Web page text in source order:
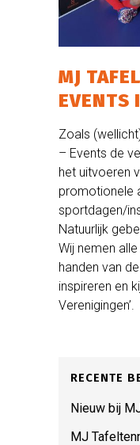
MJ
EVENTS
Zoals
– Events de
het uitvoeren
promotionele
sportdagen/
Natuurlijk
Wij nemen
handen van
inspireren en
Verenigingen’.
RECENTE
Nieuw bij
MJ